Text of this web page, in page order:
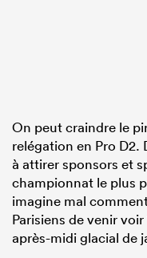
On peut craindre le
relégation en Pro D2.
à attirer sponsors et
championnat le plus
imagine mal
Parisiens de venir
après-midi glacial de